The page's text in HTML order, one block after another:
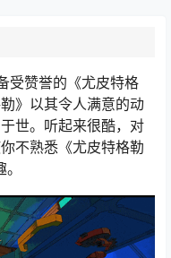
受赞誉的《尤皮特格
》以其令人满意的动
世。听起来很酷，对
不熟悉《尤皮特格勒